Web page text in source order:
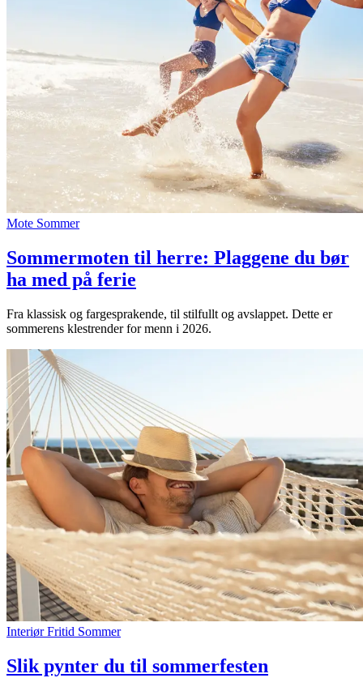
Mote Sommer
Sommermoten til herre: Plaggene du bør
ha med på ferie
Fra klassisk og fargesprakende, til stilfullt og avslappet. Dette er
sommerens klestrender for menn i 2026.
Interiør Fritid Sommer
Slik pynter du til sommerfesten